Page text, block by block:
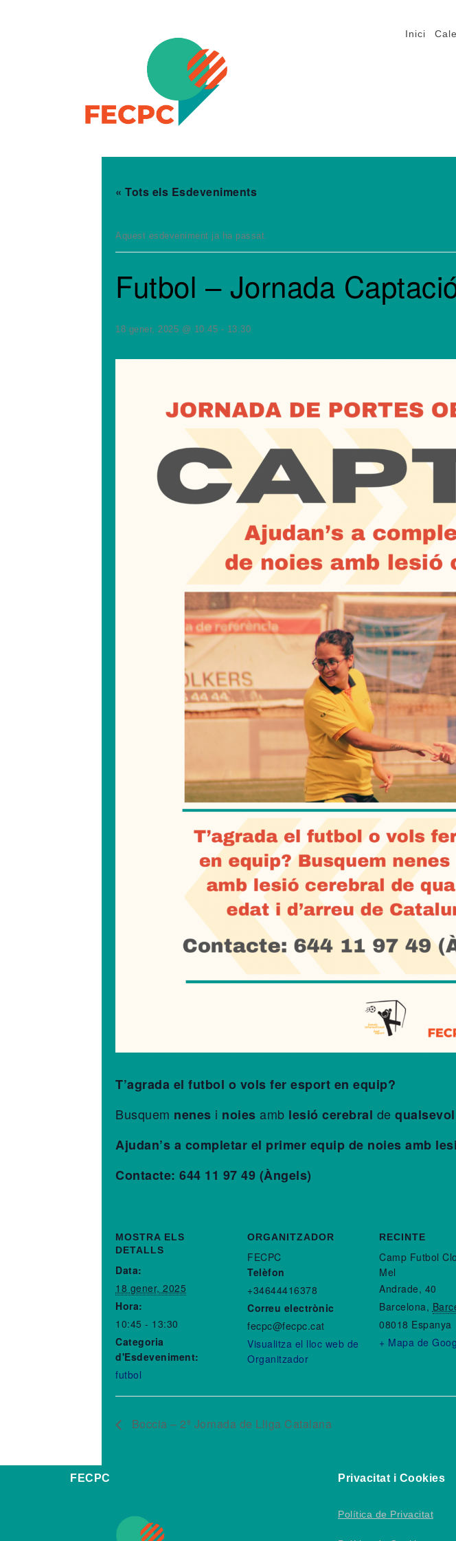
Inici
« Tots els Esdeveniments
Aquest esdeveniment ja ha passat.
Futbol – Jornada
18 gener, 2025 @ 10:45 - 13:30
T’agrada el futbol o vols fer esport en equip?
Busquem nenes i noies amb lesió cerebral de
Ajudan’s a completar el primer equip de noies amb
Contacte: 644 11 97 49 (Àngels)
MOSTRA ELS
DETALLS
Data:
18 gener, 2025
Hora:
10:45 - 13:30
Categoria
d'Esdeveniment:
futbol
ORGANITZADOR
FECPC
Telèfon
+34644416378
Correu electrònic
fecpc@fecpc.cat
Visualitza el lloc web de
Organitzador
RECINTE
Camp Futbol
Mel
Andrade, 40
Barcelona,
08018 Espanya
+ Mapa de
Boccia – 2ª Jornada de Lliga Catalana
FECPC Privacitat i Cookies
Política de Privacitat